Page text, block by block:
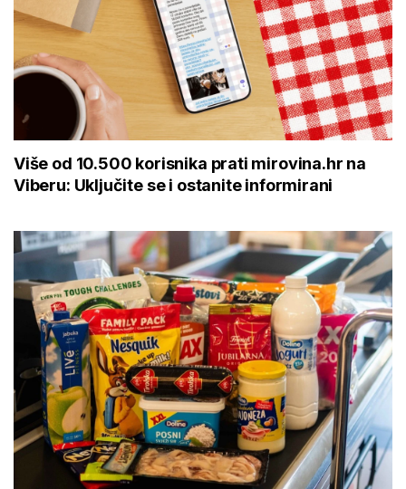
Više od 10.500 korisnika prati mirovina.hr na
Viberu: Uključite se i ostanite informirani